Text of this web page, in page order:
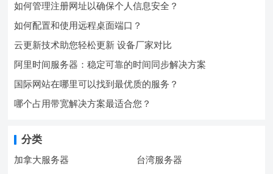
如何管理注册网址以确保个人信息安全？
如何配置和使用远程桌面端口？
云更新技术助您轻松更新 设备厂家对比
阿里时间服务器：稳定可靠的时间同步解决方案
国际网站在哪里可以找到最优质的服务？
哪个占用带宽解决方案最适合您？
分类
加拿大服务器 台湾服务器